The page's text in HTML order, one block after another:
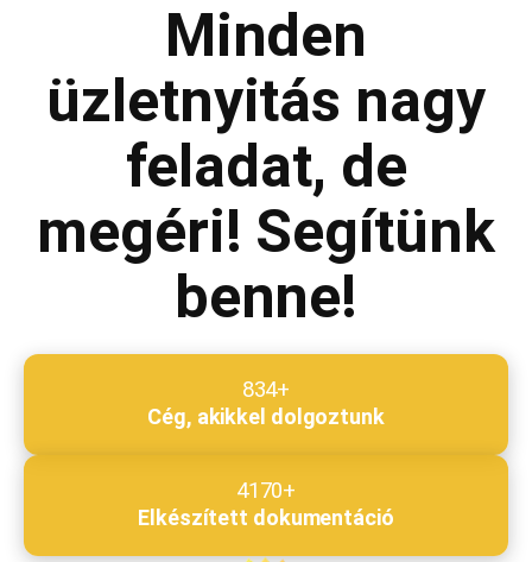
Beküldés
Minden
üzletnyitás nagy
feladat, de
megéri! Segítünk
benne!
834+
Cég, akikkel dolgoztunk
4170+
Elkészített dokumentáció